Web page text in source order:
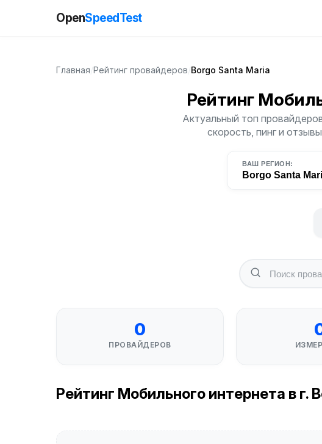
OpenSpeedTest
Главная Рейтинг провайдеров Borgo Santa Maria
Рейтинг
Актуальный топ
скорость, пинг и
ВАШ РЕГИОН:
Borgo Santa
0
ПРОВАЙДЕРОВ
Рейтинг Мобильного интернета в г.